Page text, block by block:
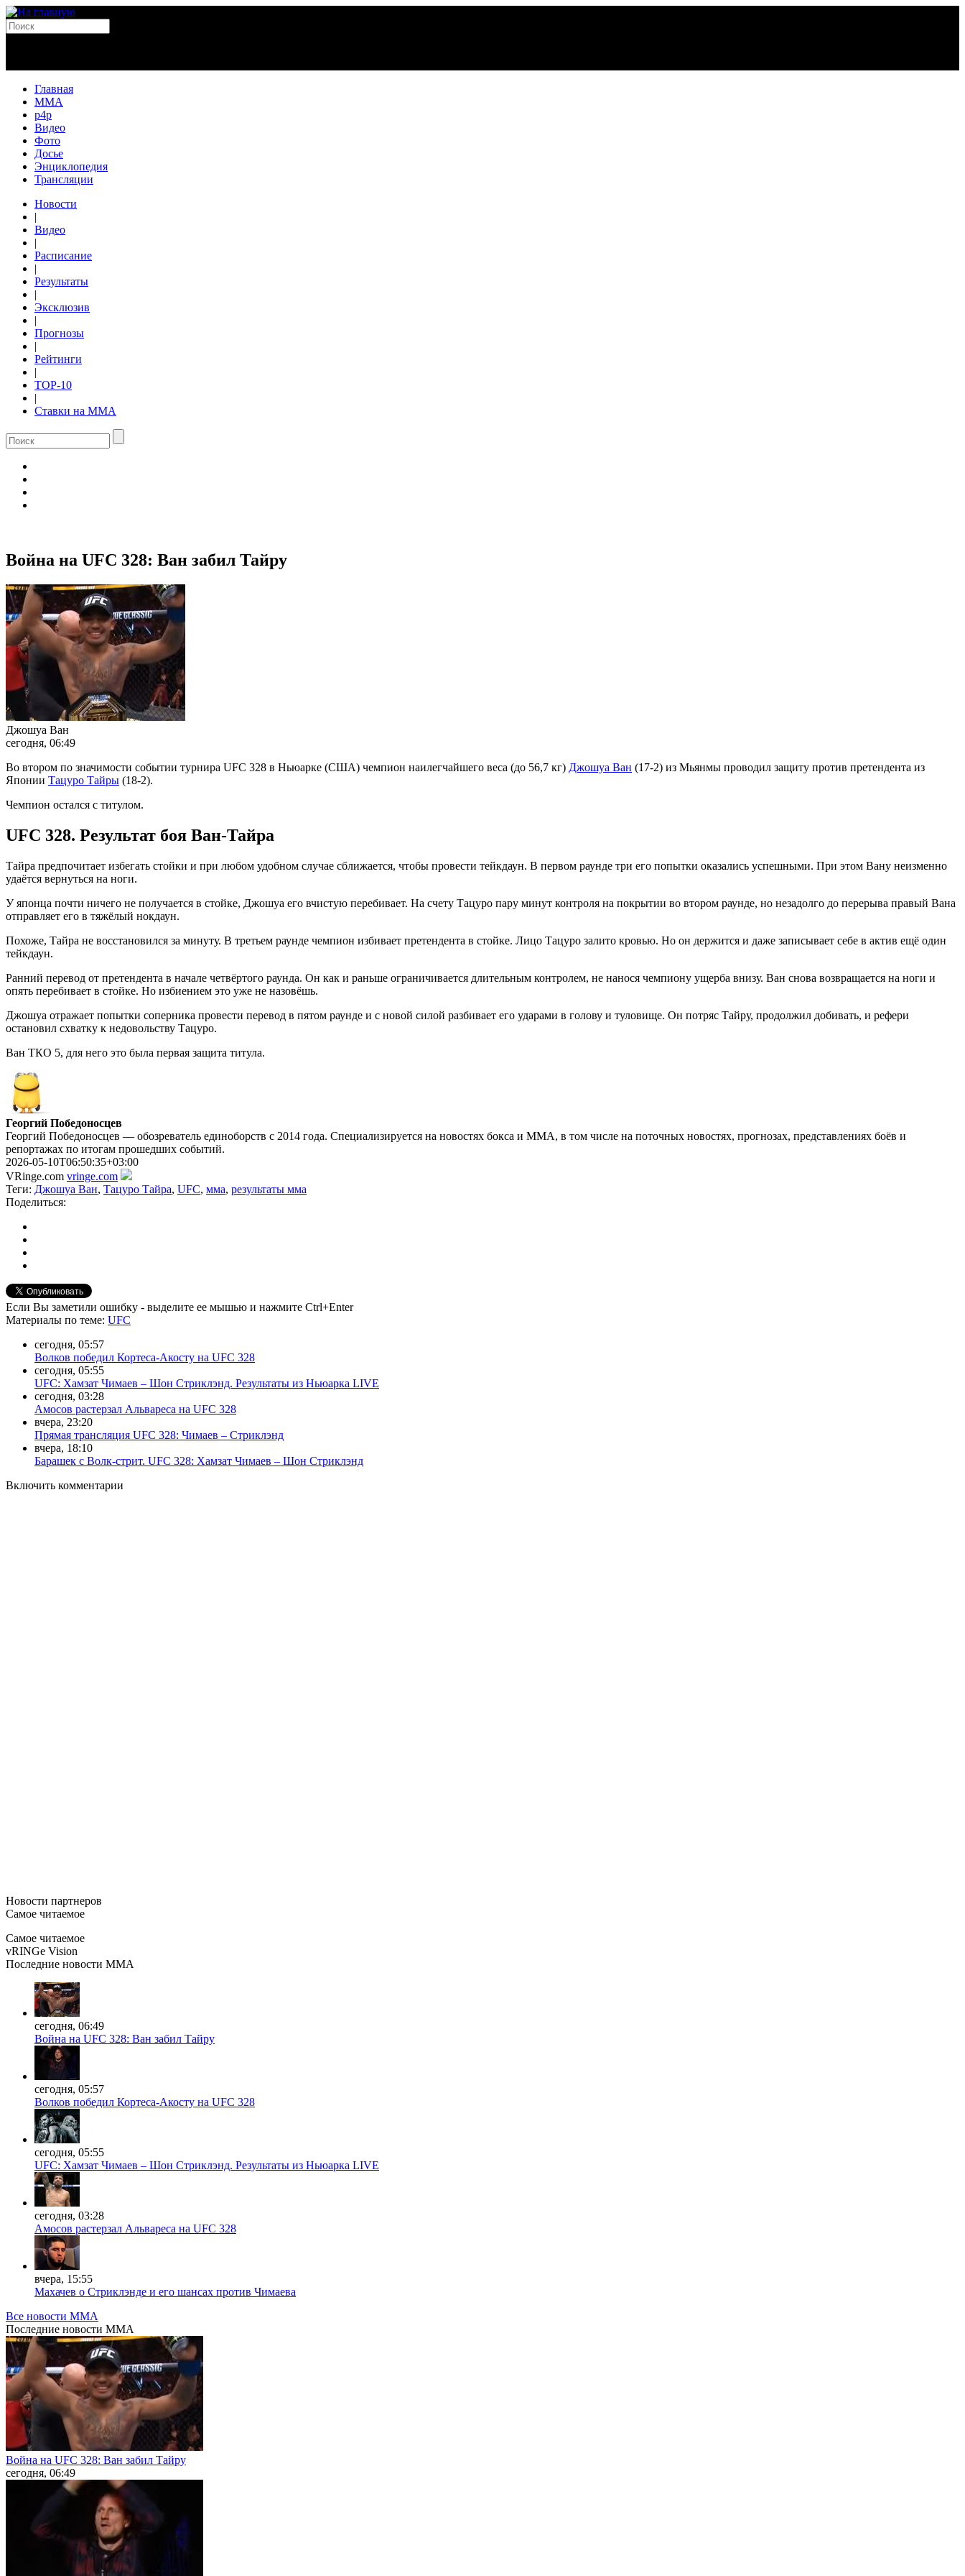
Главная
MMA
p4p
Видео
Фото
Досье
Энциклопедия
Трансляции
Новости
|
Видео
|
Расписание
|
Результаты
|
Эксклюзив
|
Прогнозы
|
Рейтинги
|
TOP-10
|
Ставки на ММА
Война на UFC 328: Ван забил Тайру
Джошуа Ван
сегодня, 06:49
Во втором по значимости событии турнира UFC 328 в Ньюарке (США) чемпион наилегчайшего веса (до 56,7 кг) Джошуа Ван (17-2) из Мьянмы проводил защиту против претендента из
Японии Тацуро Тайры (18-2).
Чемпион остался с титулом.
UFC 328. Результат боя Ван-Тайра
Тайра предпочитает избегать стойки и при любом удобном случае сближается, чтобы провести тейкдаун. В первом раунде три его попытки оказались успешными. При этом Вану неизменно
удаётся вернуться на ноги.
У японца почти ничего не получается в стойке, Джошуа его вчистую перебивает. На счету Тацуро пару минут контроля на покрытии во втором раунде, но незадолго до перерыва правый Вана
отправляет его в тяжёлый нокдаун.
Похоже, Тайра не восстановился за минуту. В третьем раунде чемпион избивает претендента в стойке. Лицо Тацуро залито кровью. Но он держится и даже записывает себе в актив ещё один
тейкдаун.
Ранний перевод от претендента в начале четвёртого раунда. Он как и раньше ограничивается длительным контролем, не нанося чемпиону ущерба внизу. Ван снова возвращается на ноги и
опять перебивает в стойке. Но избиением это уже не назовёшь.
Джошуа отражает попытки соперника провести перевод в пятом раунде и с новой силой разбивает его ударами в голову и туловище. Он потряс Тайру, продолжил добивать, и рефери
остановил схватку к недовольству Тацуро.
Ван ТКО 5, для него это была первая защита титула.
Георгий Победоносцев
Георгий Победоносцев — обозреватель единоборств с 2014 года. Специализируется на новостях бокса и ММА, в том числе на поточных новостях, прогнозах, представлениях боёв и
репортажах по итогам прошедших событий.
2026-05-10T06:50:35+03:00
VRinge.com vringe.com
Теги: Джошуа Ван, Тацуро Тайра, UFC, мма, результаты мма
Поделиться:
Если Вы заметили ошибку - выделите ее мышью и нажмите Ctrl+Enter
Материалы по теме: UFC
сегодня, 05:57
Волков победил Кортеса-Акосту на UFC 328
сегодня, 05:55
UFC: Хамзат Чимаев – Шон Стриклэнд. Результаты из Ньюарка LIVE
сегодня, 03:28
Амосов растерзал Альвареса на UFC 328
вчера, 23:20
Прямая трансляция UFC 328: Чимаев – Стриклэнд
вчера, 18:10
Барашек с Волк-стрит. UFC 328: Хамзат Чимаев – Шон Стриклэнд
Включить комментарии
Новости партнеров
Самое читаемое
Самое читаемое
vRINGe Vision
Последние новости MMA
сегодня, 06:49
Война на UFC 328: Ван забил Тайру
сегодня, 05:57
Волков победил Кортеса-Акосту на UFC 328
сегодня, 05:55
UFC: Хамзат Чимаев – Шон Стриклэнд. Результаты из Ньюарка LIVE
сегодня, 03:28
Амосов растерзал Альвареса на UFC 328
вчера, 15:55
Махачев о Стриклэнде и его шансах против Чимаева
Все новости MMA
Последние новости MMA
Война на UFC 328: Ван забил Тайру
сегодня, 06:49